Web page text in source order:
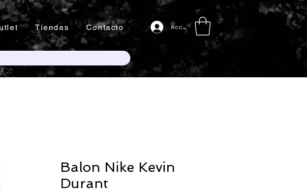
Tiendas Contacto Acceso
Balon Nike Kevin
Durant